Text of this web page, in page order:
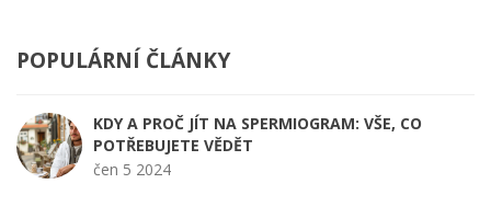
POPULÁRNÍ ČLÁNKY
KDY A PROČ JÍT NA SPERMIOGRAM: VŠE, CO
POTŘEBUJETE VĚDĚT
čen 5 2024